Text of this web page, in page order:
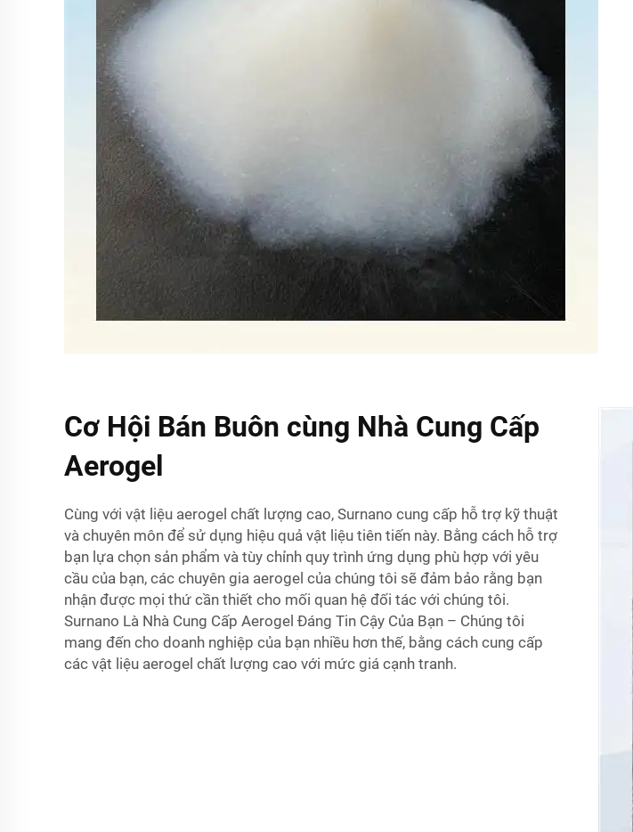
Cơ Hội Bán Buôn cùng Nhà Cung Cấp
Aerogel
Cùng với vật liệu aerogel chất lượng cao, Surnano cung cấp hỗ trợ kỹ thuật
và chuyên môn để sử dụng hiệu quả vật liệu tiên tiến này. Bằng cách hỗ trợ
bạn lựa chọn sản phẩm và tùy chỉnh quy trình ứng dụng phù hợp với yêu
cầu của bạn, các chuyên gia aerogel của chúng tôi sẽ đảm bảo rằng bạn
nhận được mọi thứ cần thiết cho mối quan hệ đối tác với chúng tôi.
Surnano Là Nhà Cung Cấp Aerogel Đáng Tin Cậy Của Bạn – Chúng tôi
mang đến cho doanh nghiệp của bạn nhiều hơn thế, bằng cách cung cấp
các vật liệu aerogel chất lượng cao với mức giá cạnh tranh.